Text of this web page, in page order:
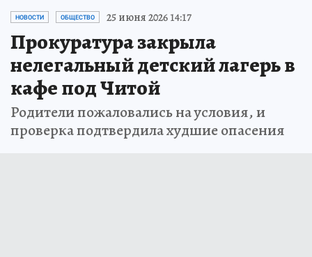
НОВОСТИ ОБЩЕСТВО 25 июня 2026 14:17
Прокуратура закрыла
нелегальный детский лагерь в
кафе под Читой
Родители пожаловались на условия, и
проверка подтвердила худшие опасения